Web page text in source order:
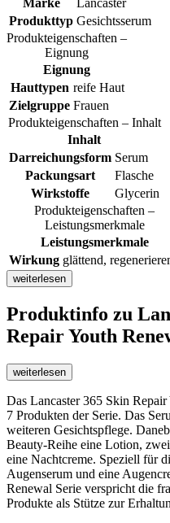
Marke
Lancaster
Produkttyp Gesichtsserum
Produkteigenschaften –
Eignung
Eignung
Hauttypen reife Haut
Zielgruppe Frauen
Produkteigenschaften – Inhalt
Inhalt
Darreichungsform Serum
Packungsart
Flasche
Wirkstoffe
Glycerin
Produkteigenschaften –
Leistungsmerkmale
Leistungsmerkmale
Wirkung glättend,
weiterlesen
Produktinfo zu
Repair Youth
weiterlesen
Das Lancaster 365 Skin
7 Produkten der Serie. Das
weiteren Gesichtspflege.
Beauty-Reihe eine Lotion,
eine Nachtcreme. Speziell für
Augenserum und eine
Renewal Serie verspricht die
Produkte als Stütze zur